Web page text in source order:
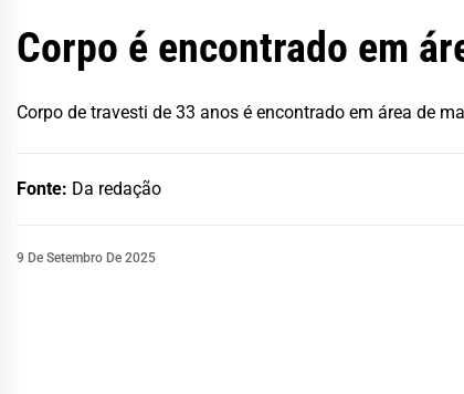
Corpo é encontrado em
Corpo de travesti de 33 anos é encontrado em área de
Fonte: Da redação
9 De Setembro De 2025